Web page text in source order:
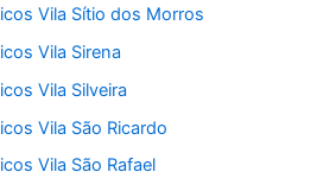
Vila Sítio dos Morros
Vila Sirena
Vila Silveira
Vila São Ricardo
Vila São Rafael